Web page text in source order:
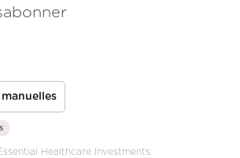
Healthcare Investments.